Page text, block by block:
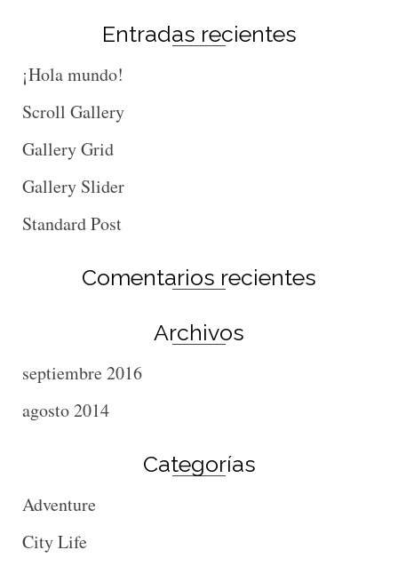
Entradas recientes
¡Hola mundo!
Scroll Gallery
Gallery Grid
Gallery Slider
Standard Post
Comentarios recientes
Archivos
septiembre 2016
agosto 2014
Categorías
Adventure
City Life